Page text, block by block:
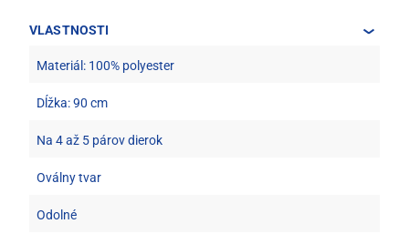
VLASTNOSTI
Materiál: 100% polyester
Dĺžka: 90 cm
Na 4 až 5 párov dierok
Oválny tvar
Odolné